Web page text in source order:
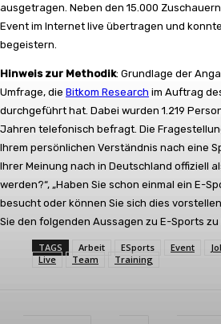
ausgetragen. Neben den 15.000
Event im Internet live übertragen und
begeistern.
Hinweis zur Methodik: Grundlage der
Umfrage, die Bitkom Research im Auftrag
durchgeführt hat. Dabei wurden 1.219
Jahren telefonisch befragt. Die
Ihrem persönlichen Verständnis nach eine
Ihrer Meinung nach in Deutschland offiziell
werden?“, „Haben Sie schon einmal ein E-
besucht oder können Sie sich dies
Sie den folgenden Aussagen zu E-Sports zu
TAGS Arbeit ESports Event
Live
Team Training